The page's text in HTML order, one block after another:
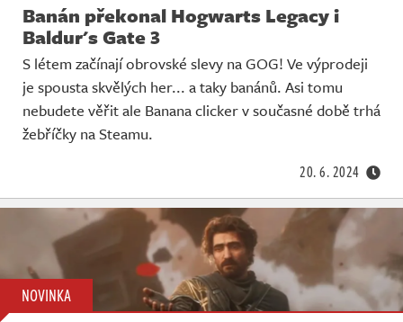
Banán překonal Hogwarts Legacy i
Baldur's Gate 3
S létem začínají obrovské slevy na GOG! Ve výprodeji
je spousta skvělých her... a taky banánů. Asi tomu
nebudete věřit ale Banana clicker v současné době trhá
žebříčky na Steamu.
20. 6. 2024
NOVINKA